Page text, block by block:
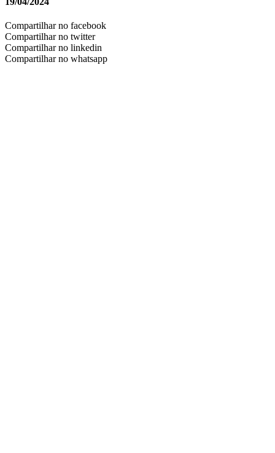
Compartilhar no facebook
Compartilhar no twitter
Compartilhar no linkedin
Compartilhar no whatsapp